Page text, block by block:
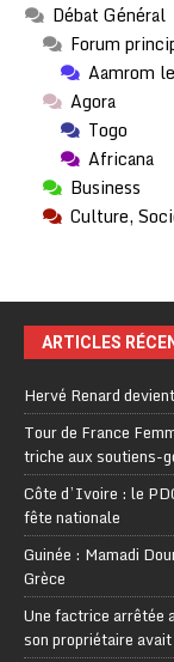
Débat Général
Forum
Aamrom
Agora
Togo
Africana
Business
Culture,
ARTICLES
Hervé Renard
Tour de France
triche aux soutiens-
Côte d’Ivoire : le
fête nationale
Guinée : Mamadi
Grèce
Une factrice arrêtée
son propriétaire